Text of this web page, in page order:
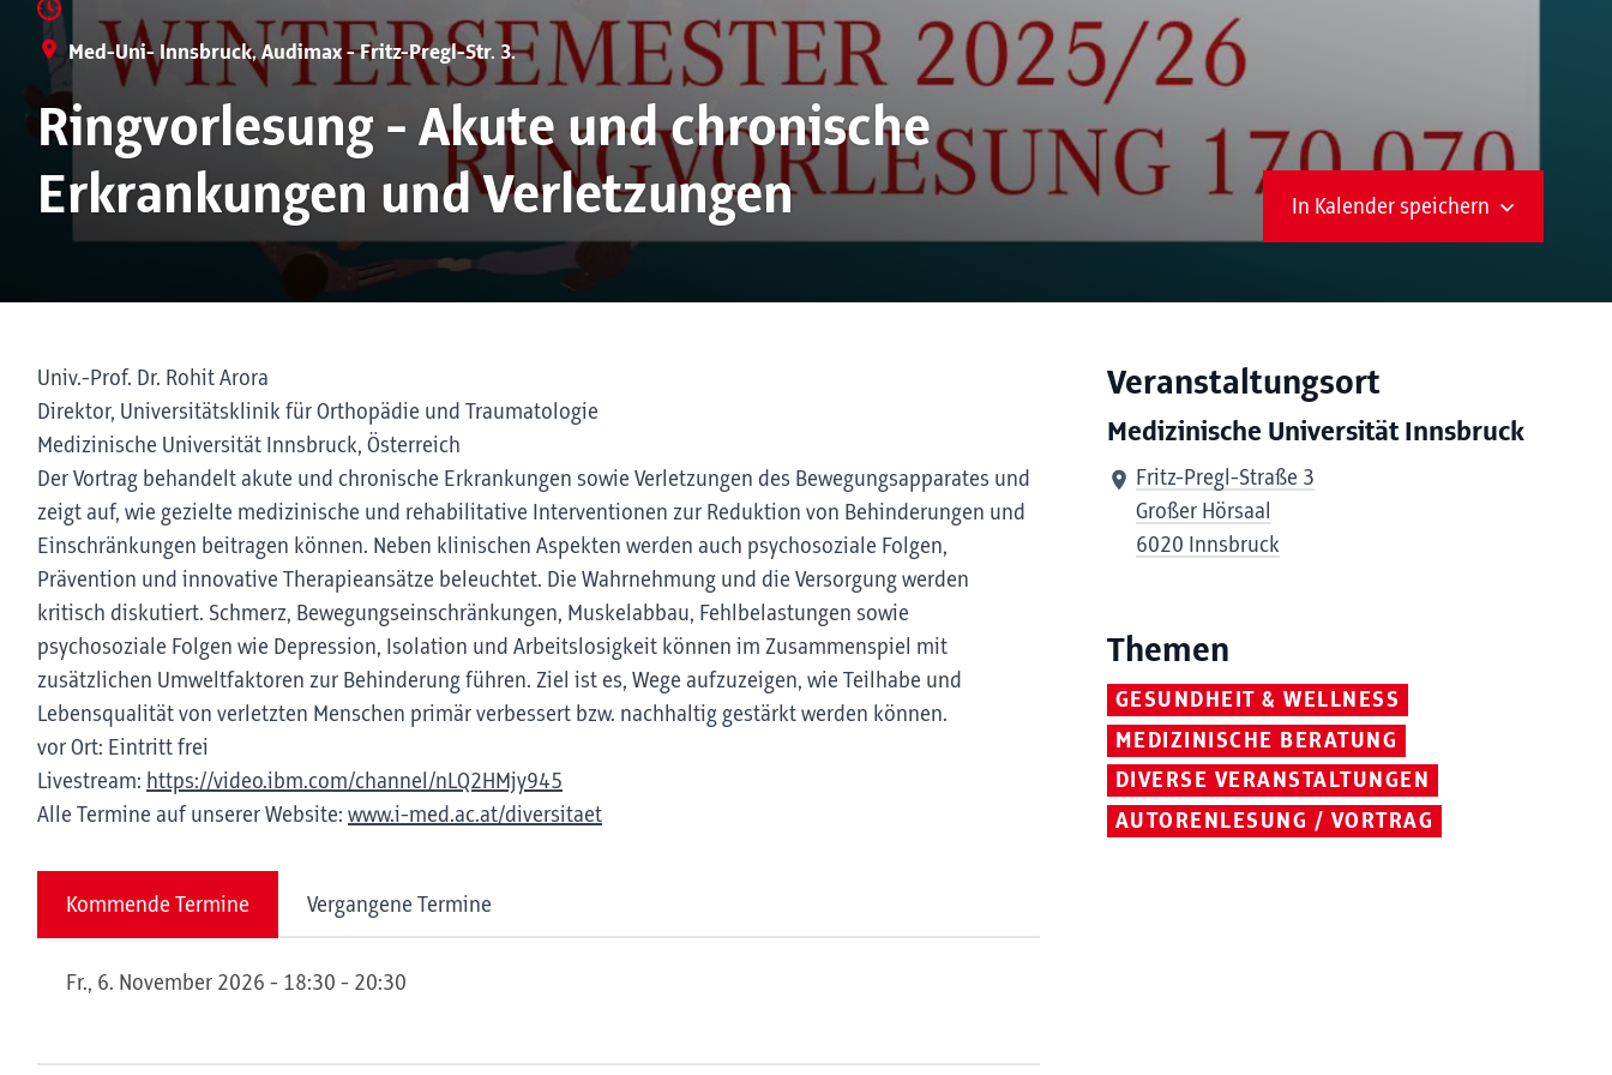
Med-Uni- Innsbruck, Audimax - Fritz-Pregl-Str. 3.
Ringvorlesung - Akute und chronische
Erkrankungen und Verletzungen
In Kalender speichern
Univ.-Prof. Dr. Rohit Arora
Direktor, Universitätsklinik für Orthopädie und Traumatologie
Medizinische Universität Innsbruck, Österreich
Der Vortrag behandelt akute und chronische Erkrankungen sowie Verletzungen des Bewegungsapparates und
zeigt auf, wie gezielte medizinische und rehabilitative Interventionen zur Reduktion von Behinderungen und
Einschränkungen beitragen können. Neben klinischen Aspekten werden auch psychosoziale Folgen,
Prävention und innovative Therapieansätze beleuchtet. Die Wahrnehmung und die Versorgung werden
kritisch diskutiert. Schmerz, Bewegungseinschränkungen, Muskelabbau, Fehlbelastungen sowie
psychosoziale Folgen wie Depression, Isolation und Arbeitslosigkeit können im Zusammenspiel mit
zusätzlichen Umweltfaktoren zur Behinderung führen. Ziel ist es, Wege aufzuzeigen, wie Teilhabe und
Lebensqualität von verletzten Menschen primär verbessert bzw. nachhaltig gestärkt werden können.
vor Ort: Eintritt frei
Livestream: https://video.ibm.com/channel/nLQ2HMjy945
Alle Termine auf unserer Website: www.i-med.ac.at/diversitaet
Kommende Termine Vergangene Termine
Fr., 6. November 2026 - 18:30 - 20:30
Veranstaltungsort
Medizinische Universität Innsbruck
Fritz-Pregl-Straße 3
Großer Hörsaal
6020 Innsbruck
Themen
GESUNDHEIT & WELLNESS
MEDIZINISCHE BERATUNG
DIVERSE VERANSTALTUNGEN
AUTORENLESUNG / VORTRAG